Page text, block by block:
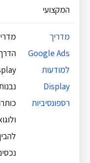
המקצועי
מדריך
Google Ads
למודעות
Display
רספונסיביות